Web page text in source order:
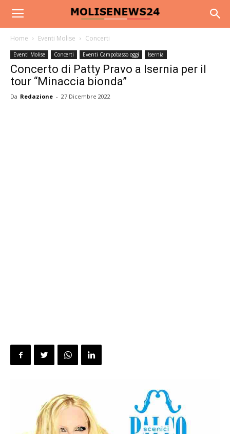
Home Eventi Molise Concerti
Eventi Molise Concerti Eventi Campobasso oggi Isernia
Concerto di Patty Pravo a Isernia per il
tour “Minaccia bionda”
Da Redazione - 27 Dicembre 2022